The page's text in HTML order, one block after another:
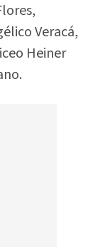
Veracá,
Heiner